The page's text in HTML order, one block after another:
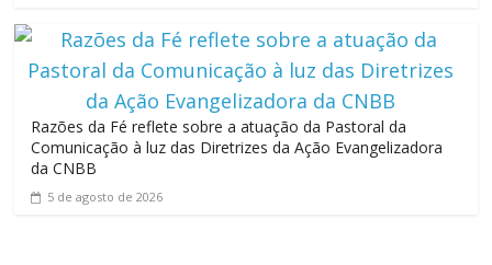
Razões da Fé reflete sobre a atuação da Pastoral da
Comunicação à luz das Diretrizes da Ação Evangelizadora
da CNBB
5 de agosto de 2026